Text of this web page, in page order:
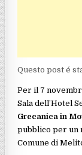
Questo post é
Per il 7
Sala dell’Hotel
Grecanica in
pubblico per un
Comune di